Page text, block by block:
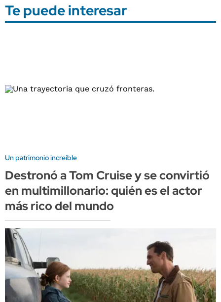
Te puede interesar
Un patrimonio increíble
Destronó a Tom Cruise y se convirtió
en multimillonario: quién es el actor
más rico del mundo